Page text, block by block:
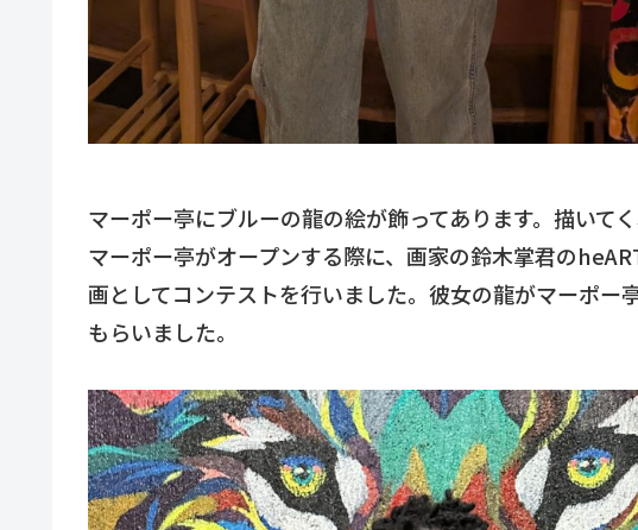
マーポー亭にブルーの龍の絵が飾ってあります。描いて
マーポー亭がオープンする際に、画家の鈴木掌君の
画としてコンテストを行いました。彼女の龍がマーポー
もらいました。